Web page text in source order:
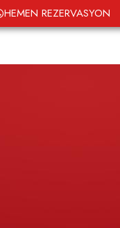
English
HEMEN REZERVASYON